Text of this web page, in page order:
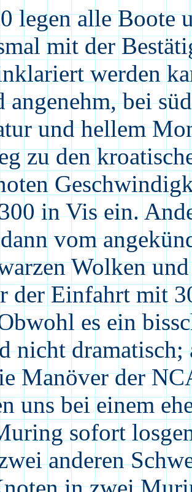
legen alle Boote
mit der
werden
bei
und hellem
zu den
in Vis ein.
vom
Wolken
der Einfahrt mit
es ein
nicht
Manöver der
uns bei einem
sofort
anderen